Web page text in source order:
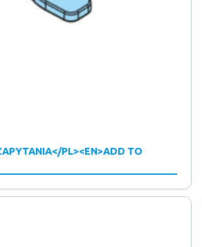
PL><EN>ADD TO